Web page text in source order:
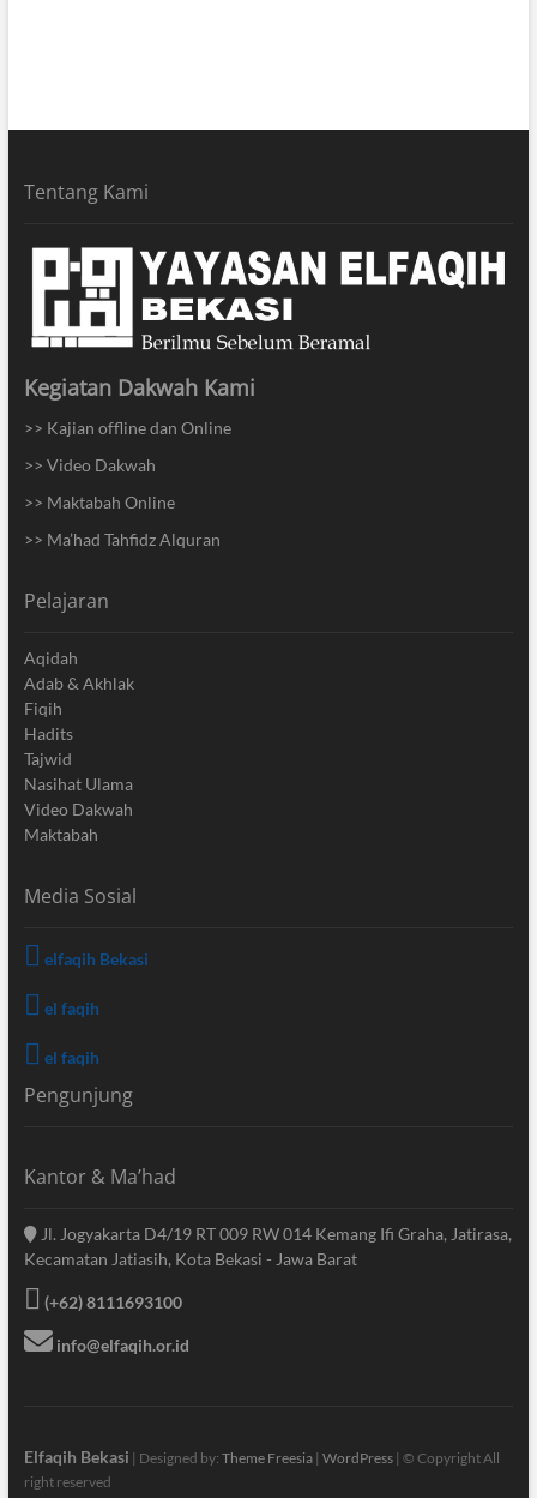
Tentang Kami
Kegiatan Dakwah Kami
>> Kajian offline dan Online
>> Video Dakwah
>> Maktabah Online
>> Ma’had Tahfidz Alquran
Pelajaran
Aqidah
Adab & Akhlak
Fiqih
Hadits
Tajwid
Nasihat Ulama
Video Dakwah
Maktabah
Media Sosial
elfaqih Bekasi
el faqih
el faqih
Pengunjung
Kantor & Ma’had
Jl. Jogyakarta D4/19 RT 009 RW 014 Kemang Ifi Graha, Jatirasa,
Kecamatan Jatiasih, Kota Bekasi - Jawa Barat
(+62) 8111693100
info@elfaqih.or.id
Elfaqih Bekasi | Designed by: Theme Freesia| WordPress| © Copyright All
right reserved